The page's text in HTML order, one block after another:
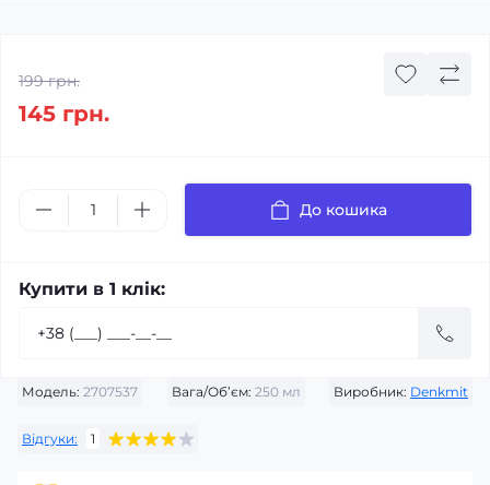
Модель: 2707537 Вага/Об’єм: 250 мл Виробник: Denkmit
Відгуки: 1
199 грн.
145 грн.
До кошика
Купити в 1 клік: